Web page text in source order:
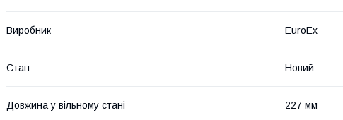
Виробник EuroEx
Стан Новий
Довжина у вільному стані 227 мм